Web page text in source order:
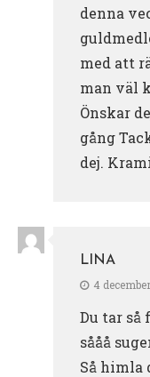
denna
med att
man väl
Önskar
gång
dej.
LINA
4
Du tar så
sååå
Så himla